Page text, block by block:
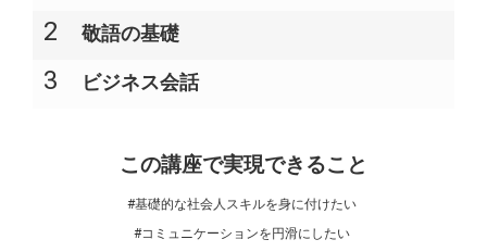
2 敬語の基礎
3 ビジネス会話
この講座で実現できること
#基礎的な社会人スキルを身に付けたい
#コミュニケーションを円滑にしたい